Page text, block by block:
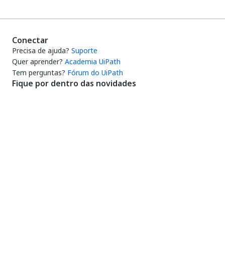
Conectar
Precisa de ajuda? Suporte
Quer aprender? Academia UiPath
Tem perguntas? Fórum do UiPath
Fique por dentro das novidades